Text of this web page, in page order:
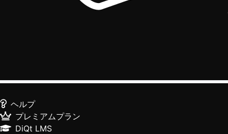
ヘルプ
プレミアムプラン
DiQt LMS